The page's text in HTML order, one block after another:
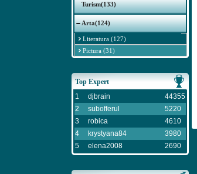
Turism(133)
Arta(124)
Literatura (127)
Pictura (31)
Top Expert
1
djbrain
44355
2
subofferul
5220
3
robica
4610
4
krystyana84
3980
5
elena2008 2690